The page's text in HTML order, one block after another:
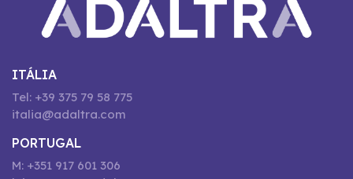
ITÁLIA
Tel: +39 375 79 58 775
italia@adaltra.com
PORTUGAL
M: +351 917 601 306